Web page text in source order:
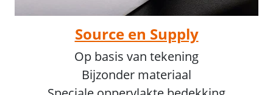
Source en Supply
Op basis van tekening
Bijzonder materiaal